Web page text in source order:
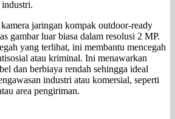
jaringan kompak outdoor-ready
gambar luar biasa dalam resolusi 2 MP.
yang terlihat, ini membantu mencegah
atau kriminal. Ini menawarkan
dan berbiaya rendah sehingga ideal
industri atau komersial, seperti
area pengiriman.